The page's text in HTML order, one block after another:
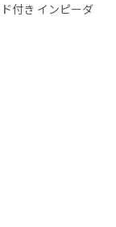
付き インピーダ